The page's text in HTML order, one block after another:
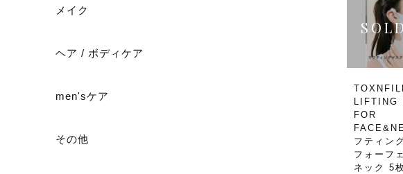
LIFTING
FOR
フティン
フォーフ
ネック 5
メイク
ヘア / ボディケア
men'sケア
その他